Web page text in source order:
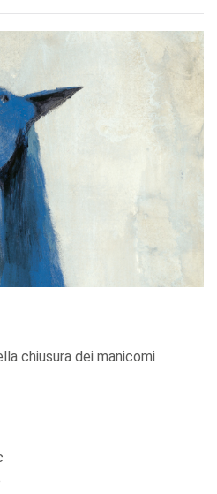
chiusura dei manicomi